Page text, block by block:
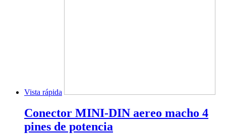
Vista rápida
Conector MINI-DIN aereo macho 4
pines de potencia